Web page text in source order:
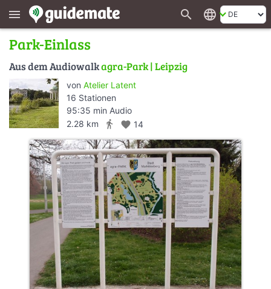
menu search language
Park-Einlass
Aus dem Audiowalkagra-Park | Leipzig
von Atelier Latent
16 Stationen
95:35 min Audio
2.28 km
directions_walk favorite 14